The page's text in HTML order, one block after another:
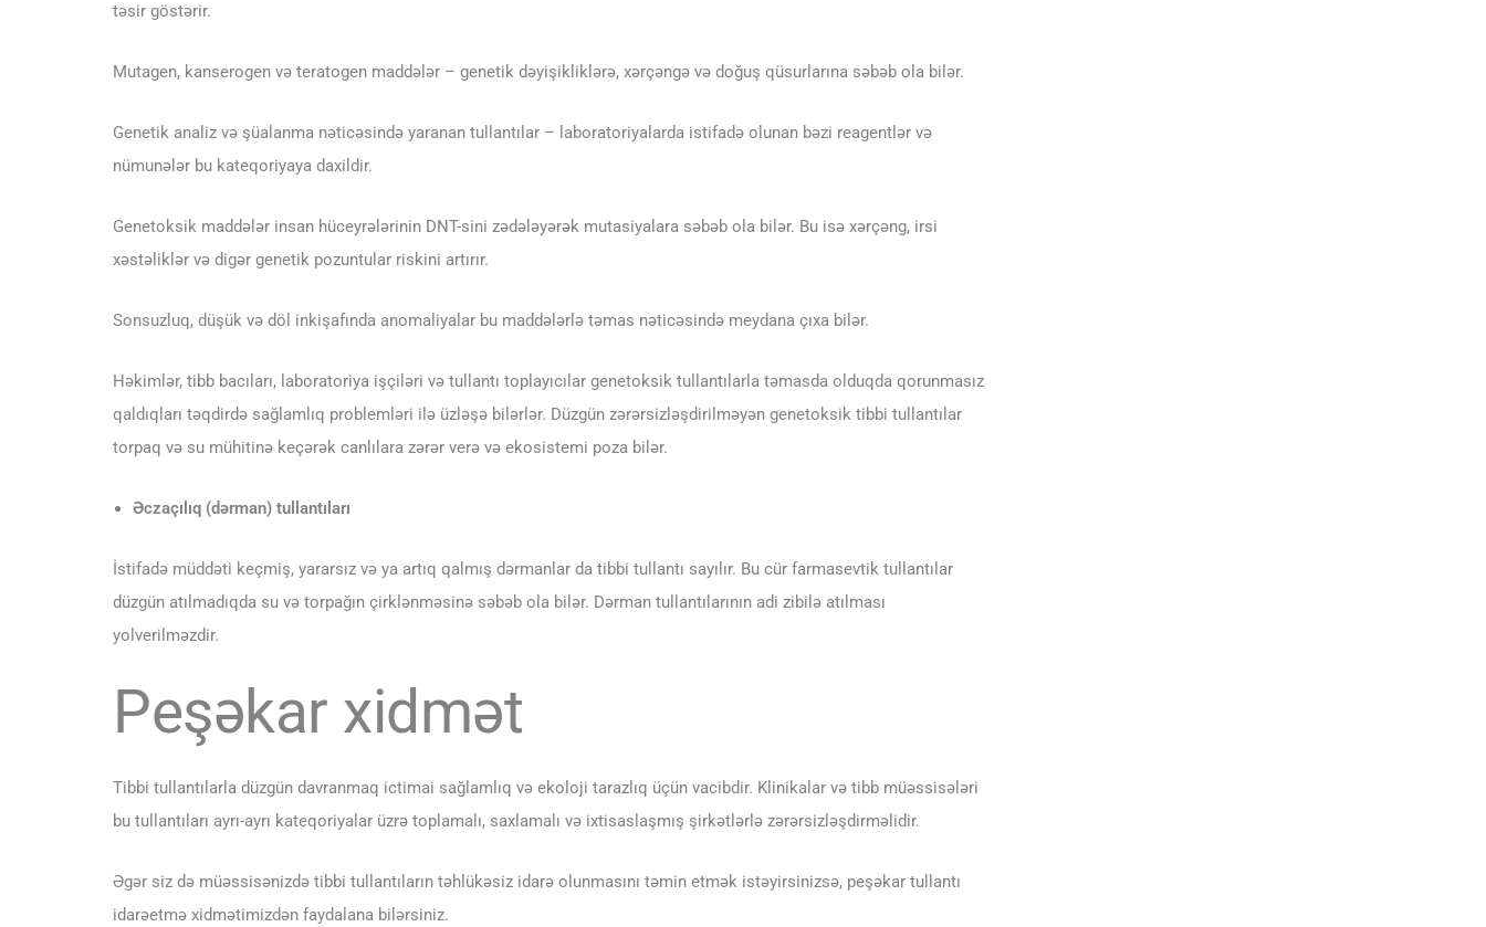
təsir göstərir.
Mutagen, kanserogen və teratogen maddələr – genetik dəyişikliklərə, xərçəngə və doğuş qüsurlarına səbəb ola bilər.
Genetik analiz və şüalanma nəticəsində yaranan tullantılar – laboratoriyalarda istifadə olunan bəzi reagentlər və
nümunələr bu kateqoriyaya daxildir.
Genetoksik maddələr insan hüceyrələrinin DNT-sini zədələyərək mutasiyalara səbəb ola bilər. Bu isə xərçəng, irsi
xəstəliklər və digər genetik pozuntular riskini artırır.
Sonsuzluq, düşük və döl inkişafında anomaliyalar bu maddələrlə təmas nəticəsində meydana çıxa bilər.
Həkimlər, tibb bacıları, laboratoriya işçiləri və tullantı toplayıcılar genetoksik tullantılarla təmasda olduqda qorunmasız
qaldıqları təqdirdə sağlamlıq problemləri ilə üzləşə bilərlər. Düzgün zərərsizləşdirilməyən genetoksik tibbi tullantılar
torpaq və su mühitinə keçərək canlılara zərər verə və ekosistemi poza bilər.
Əczaçılıq (dərman) tullantıları
İstifadə müddəti keçmiş, yararsız və ya artıq qalmış dərmanlar da tibbi tullantı sayılır. Bu cür farmasevtik tullantılar
düzgün atılmadıqda su və torpağın çirklənməsinə səbəb ola bilər. Dərman tullantılarının adi zibilə atılması
yolverilməzdir.
Peşəkar xidmət
Tibbi tullantılarla düzgün davranmaq ictimai sağlamlıq və ekoloji tarazlıq üçün vacibdir. Klinikalar və tibb müəssisələri
bu tullantıları ayrı-ayrı kateqoriyalar üzrə toplamalı, saxlamalı və ixtisaslaşmış şirkətlərlə zərərsizləşdirməlidir.
Əgər siz də müəssisənizdə tibbi tullantıların təhlükəsiz idarə olunmasını təmin etmək istəyirsinizsə, peşəkar tullantı
idarəetmə xidmətimizdən faydalana bilərsiniz.